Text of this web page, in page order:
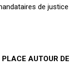
de justice
AUTOUR DE